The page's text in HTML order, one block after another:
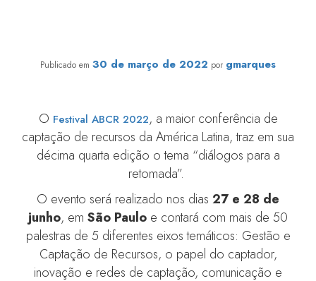
Publicado em 30 de março de 2022 por gmarques
O Festival ABCR 2022, a maior conferência de
captação de recursos da América Latina, traz em sua
décima quarta edição o tema “diálogos para a
retomada”.
O evento será realizado nos dias 27 e 28 de
junho, em São Paulo e contará com mais de 50
palestras de 5 diferentes eixos temáticos: Gestão e
Captação de Recursos, o papel do captador,
inovação e redes de captação, comunicação e